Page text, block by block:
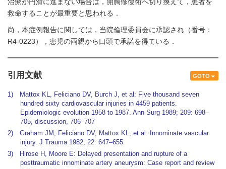
救命することが最重要と思われる．
尚，本症例報告に関しては，当院倫理委員会に承認され（番号：
R4-0223），患児の両親から口頭で承諾を得ている．
GOTO
引用文献
1) Mattox KL, Feliciano DV, Burch J, et al: Five thousand seven
hundred sixty cardiovascular injuries in 4459 patients.
Epidemiologic evolution 1958 to 1987. Ann Surg 1989; 209: 698–
705, discussion, 706–707
2) Graham JM, Feliciano DV, Mattox KL, et al: Innominate vascular
injury. J Trauma 1982; 22: 647–655
3) Hirose H, Moore E: Delayed presentation and rupture of a
posttraumatic innominate artery aneurysm: Case report and review